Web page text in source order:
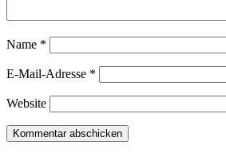
Name *
E-Mail-Adresse *
Website